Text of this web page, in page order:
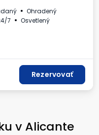
Ohradený
7
Osvetlený
Rezervovať
v Alicante